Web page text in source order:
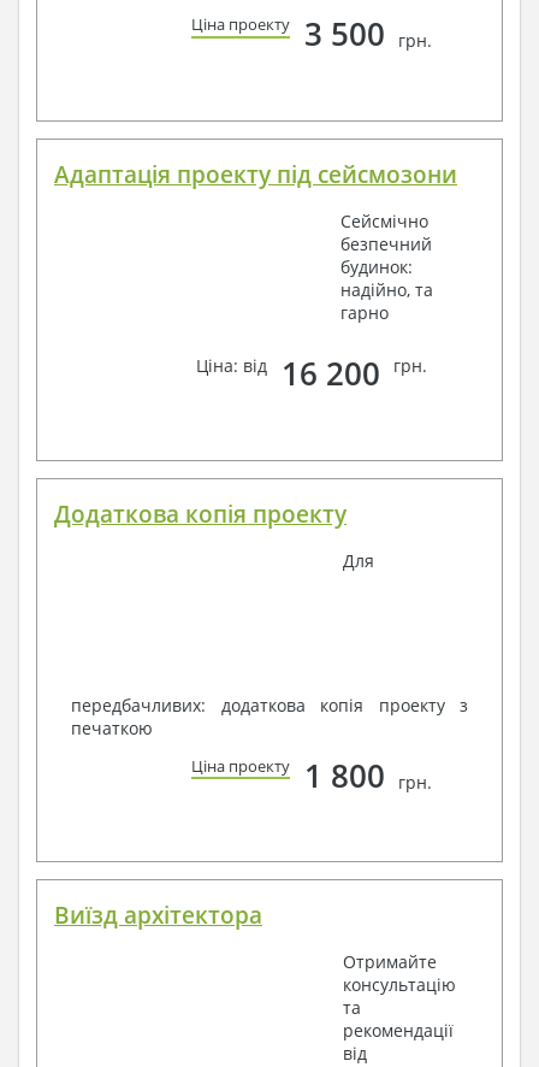
Ціна проекту 3 500 грн.
Адаптація проекту під сейсмозони
Сейсмічно
безпечний
будинок:
надійно, та
гарно
Ціна: від 16 200 грн.
Додаткова копія проекту
Для
передбачливих: додаткова копія проекту з
печаткою
Ціна проекту 1 800 грн.
Виїзд архітектора
Отримайте
консультацію
та
рекомендації
від